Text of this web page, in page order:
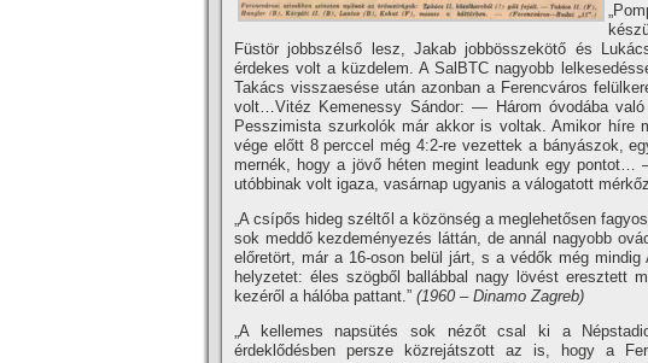
Füstör jobbszélső lesz, Jakab jobbösszekötő és
érdekes volt a küzdelem. A SalBTC nagyobb
Takács visszaesése után azonban a Ferencváros
volt…Vitéz Kemenessy Sándor: — Három óvodába
Pesszimista szurkolók már akkor is voltak. Amikor
vége előtt 8 perccel még 4:2-re vezettek a bányászok,
mernék, hogy a jövő héten megint leadunk egy
utóbbinak volt igaza, vasárnap ugyanis a válogatott
„A csí­pős hideg széltől a közönség a meglehetősen
sok meddő kezdeményezés láttán, de annál nagyobb
előretört, már a 16-oson belül járt, s a védők még
helyzetet: éles szögből ballábbal nagy lövést eresztett
kezéről a hálóba pattant.” (1960 – Dinamo Zagreb)
„A kellemes napsütés sok nézőt csal ki a
érdeklődésben persze közrejátszott az is, hogy a